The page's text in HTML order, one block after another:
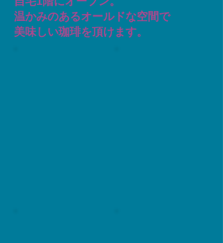
温かみのあるオールドな空間で
美味しい珈琲を頂けます。